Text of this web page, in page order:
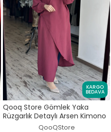
KARGO
BEDAVA
Qooq Store Gömlek Yaka
Rüzgarlık Detaylı Arsen Kimono
QooQStore